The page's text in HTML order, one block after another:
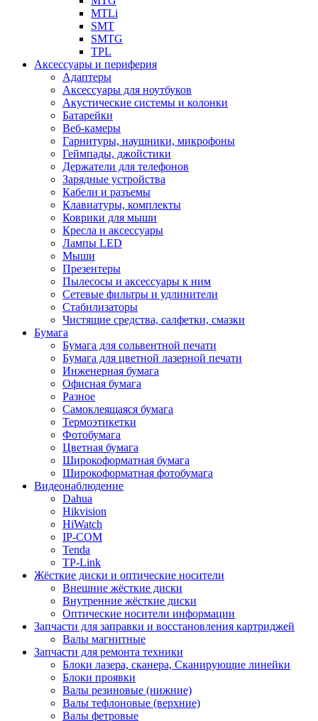
MTLi
SMT
SMTG
TPL
Аксессуары и периферия
Адаптеры
Аксессуары для ноутбуков
Акустические системы и колонки
Батарейки
Веб-камеры
Гарнитуры, наушники, микрофоны
Геймпады, джойстики
Держатели для телефонов
Зарядные устройства
Кабели и разъемы
Клавиатуры, комплекты
Коврики для мыши
Кресла и аксессуары
Лампы LED
Мыши
Презентеры
Пылесосы и аксессуары к ним
Сетевые фильтры и удлинители
Стабилизаторы
Чистящие средства, салфетки, смазки
Бумага
Бумага для сольвентной печати
Бумага для цветной лазерной печати
Инженерная бумага
Офисная бумага
Разное
Самоклеящаяся бумага
Термоэтикетки
Фотобумага
Цветная бумага
Широкоформатная бумага
Широкоформатная фотобумага
Видеонаблюдение
Dahua
Hikvision
HiWatch
IP-COM
Tenda
TP-Link
Жёсткие диски и оптические носители
Внешние жёсткие диски
Внутренние жёсткие диски
Оптические носители информации
Запчасти для заправки и восстановления картриджей
Валы магнитные
Запчасти для ремонта техники
Блоки лазера, сканера, Сканирующие линейки
Блоки проявки
Валы резиновые (нижние)
Валы тефлоновые (верхние)
Валы фетровые